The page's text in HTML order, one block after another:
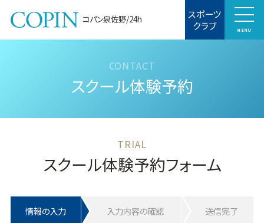
コパン泉佐野/24h スポーツ
クラブ MENU
スクール体験予約
スクール体験予約フォーム
情報の入力 入力内容の確認 送信完了